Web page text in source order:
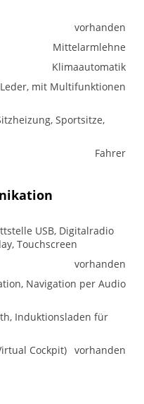
vorhanden
Mittelarmlehne
Klimaautomatik
mit Multifunktionen
Sportsitze,
Fahrer
USB, Digitalradio
Touchscreen
vorhanden
Navigation per Audio
Induktionsladen für
Cockpit) vorhanden